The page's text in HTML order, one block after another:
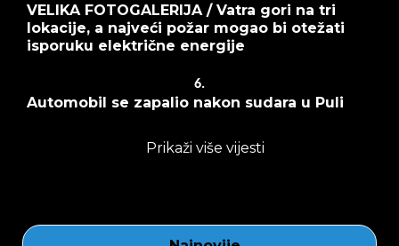
VELIKA FOTOGALERIJA / Vatra gori na tri
lokacije, a najveći požar mogao bi otežati
isporuku električne energije
6.
Automobil se zapalio nakon sudara u Puli
Prikaži više vijesti